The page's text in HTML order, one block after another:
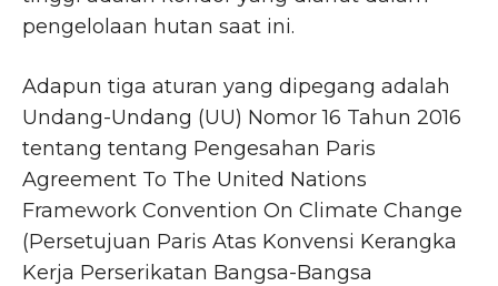
pengelolaan hutan saat ini.
Adapun tiga aturan yang dipegang adalah
Undang-Undang (UU) Nomor 16 Tahun 2016
tentang tentang Pengesahan Paris
Agreement To The United Nations
Framework Convention On Climate Change
(Persetujuan Paris Atas Konvensi Kerangka
Kerja Perserikatan Bangsa-Bangsa